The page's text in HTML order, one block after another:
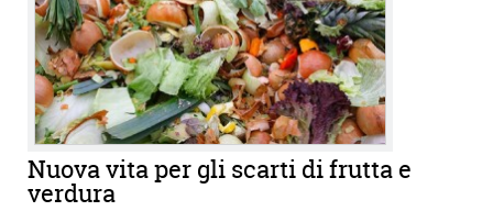
Nuova vita per gli scarti di frutta e
verdura